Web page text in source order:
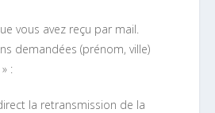
vous avez reçu par mail.
demandées (prénom, ville)
:
la retransmission de la